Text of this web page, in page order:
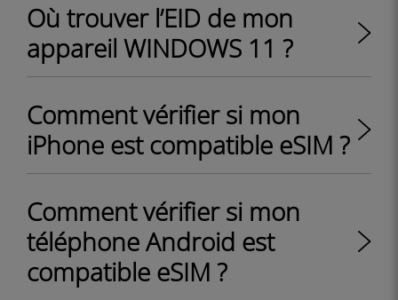
Où trouver l’EID de mon
appareil WINDOWS 11 ?
Comment vérifier si mon
iPhone est compatible eSIM ?
Comment vérifier si mon
téléphone Android est
compatible eSIM ?